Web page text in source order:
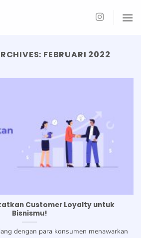
FEBRUARI 2022
Customer Loyalty untuk
Bisnismu!
dengan para konsumen menawarkan